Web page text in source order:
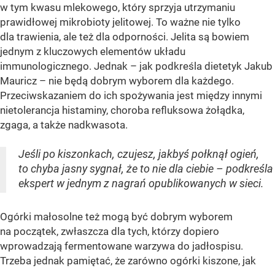
w tym kwasu mlekowego, który sprzyja utrzymaniu
prawidłowej mikrobioty jelitowej. To ważne nie tylko
dla trawienia, ale też dla odporności. Jelita są bowiem
jednym z kluczowych elementów układu
immunologicznego. Jednak – jak podkreśla dietetyk Jakub
Mauricz – nie będą dobrym wyborem dla każdego.
Przeciwskazaniem do ich spożywania jest między innymi
nietolerancja histaminy, choroba refluksowa żołądka,
zgaga, a także nadkwasota.
Jeśli po kiszonkach, czujesz, jakbyś połknął ogień,
to chyba jasny sygnał, że to nie dla ciebie – podkreśla
ekspert w jednym z nagrań opublikowanych w sieci.
Ogórki małosolne też mogą być dobrym wyborem
na początek, zwłaszcza dla tych, którzy dopiero
wprowadzają fermentowane warzywa do jadłospisu.
Trzeba jednak pamiętać, że zarówno ogórki kiszone, jak